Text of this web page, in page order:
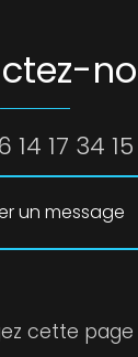
14 17 34 15
un message
cette page